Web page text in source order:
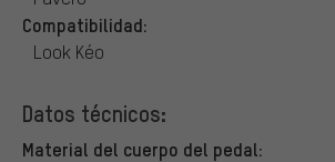
Compatibilidad:
Look Kéo
Datos técnicos:
Material del cuerpo del pedal: